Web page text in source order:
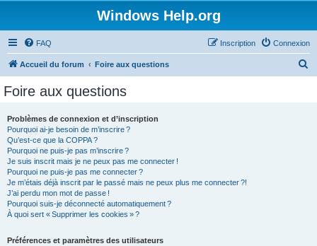
Windows Help.org
FAQ Connexion
Inscription
Accueil du forum Foire aux questions
Foire aux questions
Problèmes de connexion et d’inscription
Pourquoi ai-je besoin de m’inscrire ?
Qu’est-ce que la COPPA ?
Pourquoi ne puis-je pas m’inscrire ?
Je suis inscrit mais je ne peux pas me connecter !
Pourquoi ne puis-je pas me connecter ?
Je m’étais déjà inscrit par le passé mais ne peux plus me connecter ?!
J’ai perdu mon mot de passe !
Pourquoi suis-je déconnecté automatiquement ?
À quoi sert « Supprimer les cookies » ?
Préférences et paramètres des utilisateurs